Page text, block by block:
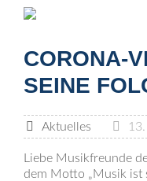
CORONA-
SEINE
Aktuelles
Liebe Musikfreunde
dem Motto „Musik ist